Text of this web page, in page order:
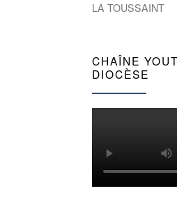
LA TOUSSAINT
CHAÎNE
DIOCÈSE